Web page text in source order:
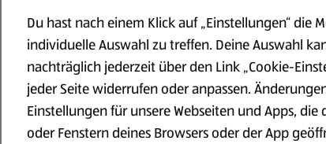
Die Spinat-
eindrücken.
Die Quiche
25−30 Min.
Du hast nach einem Klick auf „Einstellungen“ die
individuelle Auswahl zu treffen. Deine Auswahl
nachträglich jederzeit über den Link „Cookie-
jeder Seite widerrufen oder anpassen.
Einstellungen für unsere Webseiten und Apps, die
oder Fenstern deines Browsers oder der App